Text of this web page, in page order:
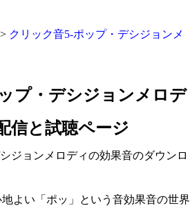
クリック音5-ポップ・デシジョンメ
プ・デシジョンメロデ
信と試聴ページ
ジョンメロディの効果音のダウンロ
よい「ポッ」という音効果音の世界